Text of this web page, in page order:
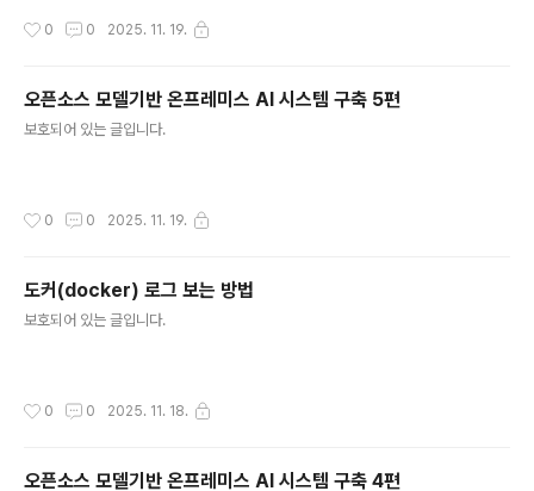
0 0 2025. 11. 19.
오픈소스 모델기반 온프레미스 AI 시스템 구축 5편
보호되어 있는 글입니다.
0 0 2025. 11. 19.
도커(docker) 로그 보는 방법
보호되어 있는 글입니다.
0 0 2025. 11. 18.
오픈소스 모델기반 온프레미스 AI 시스템 구축 4편